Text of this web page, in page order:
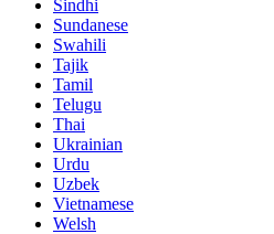
Sindhi
Sundanese
Swahili
Tajik
Tamil
Telugu
Thai
Ukrainian
Urdu
Uzbek
Vietnamese
Welsh